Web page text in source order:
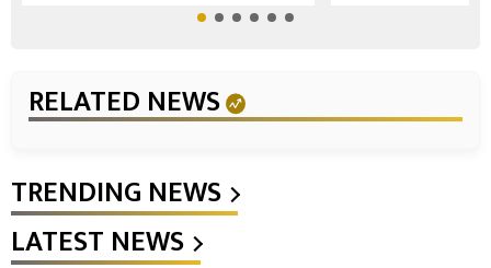
RELATED NEWS
TRENDING NEWS
LATEST NEWS